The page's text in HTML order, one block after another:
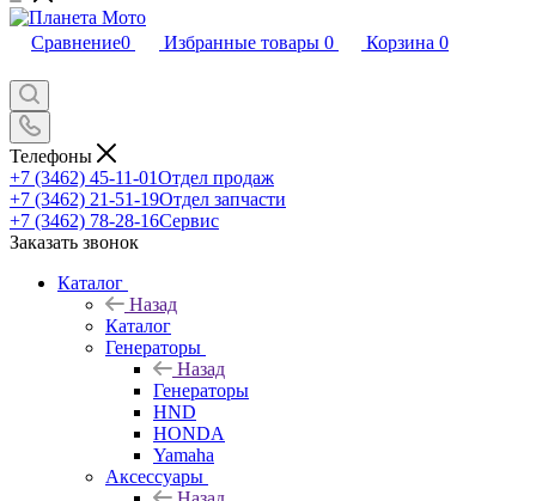
Сравнение0 Избранные товары 0 Корзина 0
Телефоны
+7 (3462) 45-11-01Отдел продаж
+7 (3462) 21-51-19Отдел запчасти
+7 (3462) 78-28-16Сервис
Заказать звонок
Каталог
Назад
Каталог
Генераторы
Назад
Генераторы
HND
HONDA
Yamaha
Аксессуары